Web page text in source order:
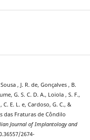
, J. R. de, Gonçalves , B.
G. S. C. D. A., Loiola , S. F.,
E. L. e, Cardoso, G. C., &
das Fraturas de Côndilo
Journal of Implantology and
2674-